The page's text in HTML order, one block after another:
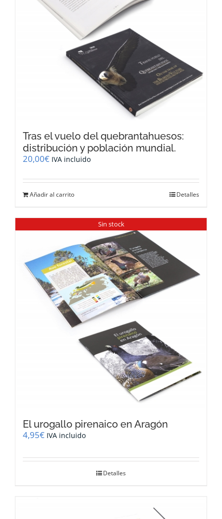
Tras el vuelo del quebrantahuesos:
distribución y población mundial.
20,00€ IVA incluido
Añadir al carrito Detalles
Sin stock
El urogallo pirenaico en Aragón
4,95€ IVA incluido
Detalles